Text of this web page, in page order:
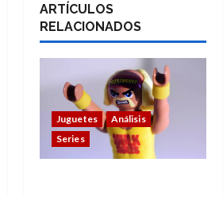
ARTÍCULOS
RELACIONADOS
Juguetes
Análisis
Series